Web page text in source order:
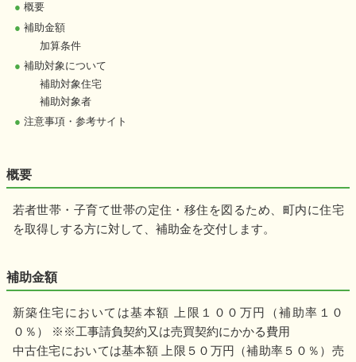
● 概要
● 補助金額
加算条件
● 補助対象について
補助対象住宅
補助対象者
● 注意事項・参考サイト
概要
若者世帯・子育て世帯の定住・移住を図るため、町内に住宅
を取得しする方に対して、補助金を交付します。
補助金額
新築住宅においては基本額 上限１００万円（補助率１０
０％） ※※工事請負契約又は売買契約にかかる費用
中古住宅においては基本額 上限５０万円（補助率５０％）売